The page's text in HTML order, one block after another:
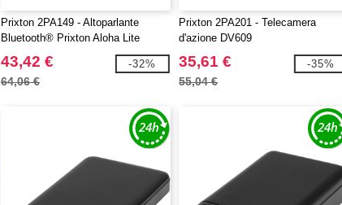
Prixton 2PA149 - Altoparlante
Bluetooth® Prixton Aloha Lite
43,42 €
64,06 €
-32%
Prixton 2PA201 - Telecamera
d'azione DV609
35,61 €
55,04 €
-35%